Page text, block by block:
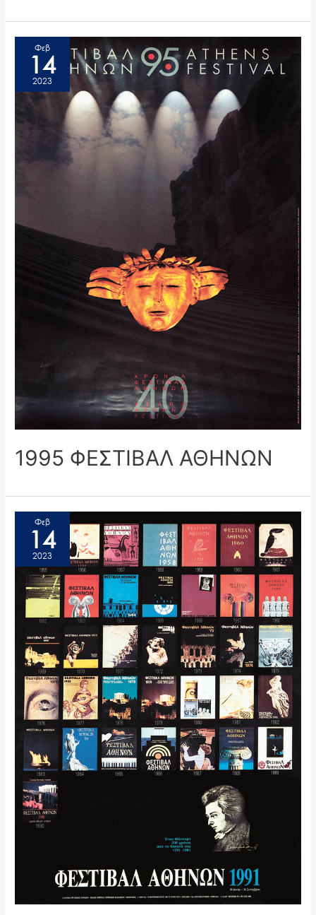
Φεβ
14
2023
1995 ΦΕΣΤΙΒΑΛ ΑΘΗΝΩΝ
Φεβ
14
2023